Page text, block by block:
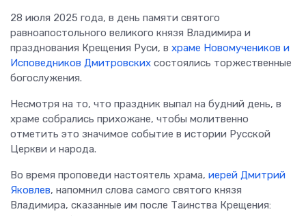
28 июля 2025 года, в день памяти святого
равноапостольного великого князя Владимира и
празднования Крещения Руси, в храме Новомучеников и
Исповедников Дмитровских состоялись торжественные
богослужения.
Несмотря на то, что праздник выпал на будний день, в
храме собрались прихожане, чтобы молитвенно
отметить это значимое событие в истории Русской
Церкви и народа.
Во время проповеди настоятель храма, иерей Дмитрий
Яковлев, напомнил слова самого святого князя
Владимира, сказанные им после Таинства Крещения: